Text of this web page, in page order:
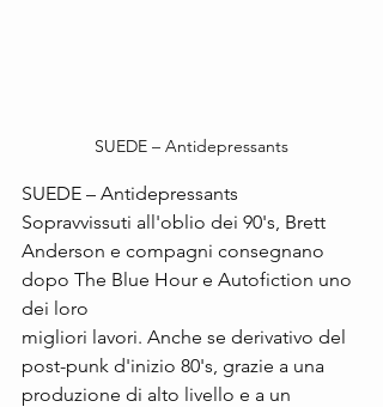
SUEDE – Antidepressants
SUEDE – Antidepressants
Sopravvissuti all'oblio dei 90's, Brett
Anderson e compagni consegnano
dopo The Blue Hour e Autofiction uno
dei loro
migliori lavori. Anche se derivativo del
post-punk d'inizio 80's, grazie a una
produzione di alto livello e a un